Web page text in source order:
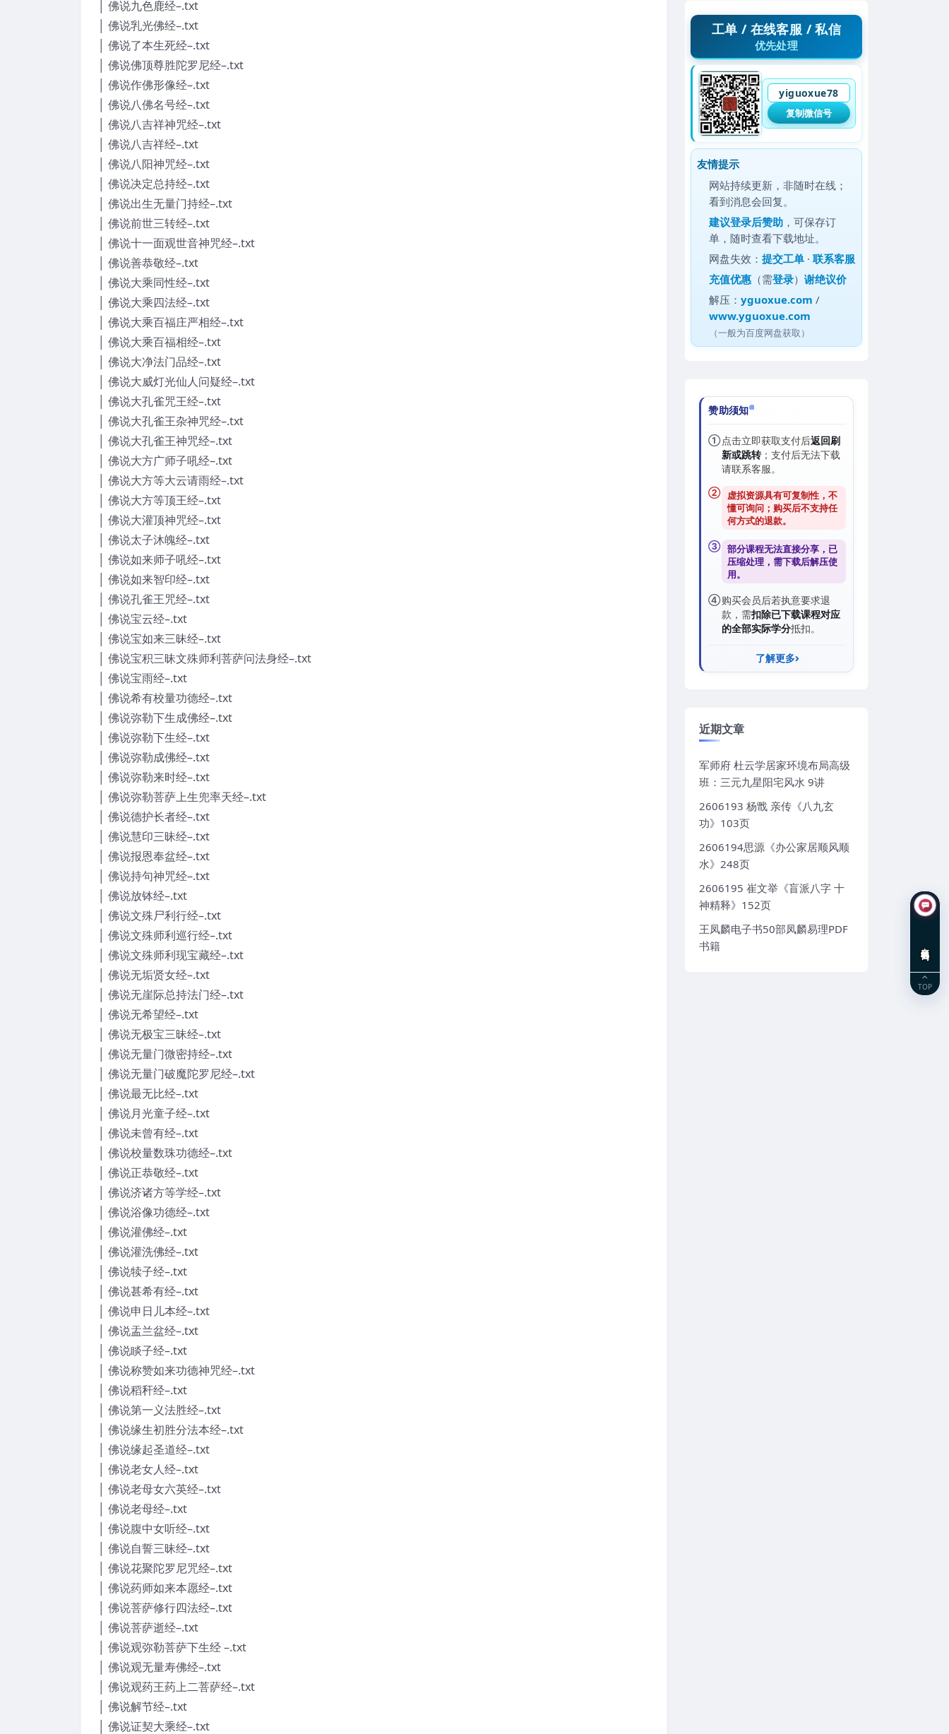
│ 佛说九色鹿经–.txt
│ 佛说乳光佛经–.txt
│ 佛说了本生死经–.txt
│ 佛说佛顶尊胜陀罗尼经–.txt
│ 佛说作佛形像经–.txt
│ 佛说八佛名号经–.txt
│ 佛说八吉祥神咒经–.txt
│ 佛说八吉祥经–.txt
│ 佛说八阳神咒经–.txt
│ 佛说决定总持经–.txt
│ 佛说出生无量门持经–.txt
│ 佛说前世三转经–.txt
│ 佛说十一面观世音神咒经–.txt
│ 佛说善恭敬经–.txt
│ 佛说大乘同性经–.txt
│ 佛说大乘四法经–.txt
│ 佛说大乘百福庄严相经–.txt
│ 佛说大乘百福相经–.txt
│ 佛说大净法门品经–.txt
│ 佛说大威灯光仙人问疑经–.txt
│ 佛说大孔雀咒王经–.txt
│ 佛说大孔雀王杂神咒经–.txt
│ 佛说大孔雀王神咒经–.txt
│ 佛说大方广师子吼经–.txt
│ 佛说大方等大云请雨经–.txt
│ 佛说大方等顶王经–.txt
│ 佛说大灌顶神咒经–.txt
│ 佛说太子沐魄经–.txt
│ 佛说如来师子吼经–.txt
│ 佛说如来智印经–.txt
│ 佛说孔雀王咒经–.txt
│ 佛说宝云经–.txt
│ 佛说宝如来三昧经–.txt
│ 佛说宝积三昧文殊师利菩萨问法身经–.txt
│ 佛说宝雨经–.txt
│ 佛说希有校量功德经–.txt
│ 佛说弥勒下生成佛经–.txt
│ 佛说弥勒下生经–.txt
│ 佛说弥勒成佛经–.txt
│ 佛说弥勒来时经–.txt
│ 佛说弥勒菩萨上生兜率天经–.txt
│ 佛说德护长者经–.txt
│ 佛说慧印三昧经–.txt
│ 佛说报恩奉盆经–.txt
│ 佛说持句神咒经–.txt
│ 佛说放钵经–.txt
│ 佛说文殊尸利行经–.txt
│ 佛说文殊师利巡行经–.txt
│ 佛说文殊师利现宝藏经–.txt
│ 佛说无垢贤女经–.txt
│ 佛说无崖际总持法门经–.txt
│ 佛说无希望经–.txt
│ 佛说无极宝三昧经–.txt
│ 佛说无量门微密持经–.txt
│ 佛说无量门破魔陀罗尼经–.txt
│ 佛说最无比经–.txt
│ 佛说月光童子经–.txt
│ 佛说未曾有经–.txt
│ 佛说校量数珠功德经–.txt
│ 佛说正恭敬经–.txt
│ 佛说济诸方等学经–.txt
│ 佛说浴像功德经–.txt
│ 佛说灌佛经–.txt
│ 佛说灌洗佛经–.txt
│ 佛说犊子经–.txt
│ 佛说甚希有经–.txt
│ 佛说申日儿本经–.txt
│ 佛说盂兰盆经–.txt
│ 佛说睒子经–.txt
│ 佛说称赞如来功德神咒经–.txt
│ 佛说稻秆经–.txt
│ 佛说第一义法胜经–.txt
│ 佛说缘生初胜分法本经–.txt
│ 佛说缘起圣道经–.txt
│ 佛说老女人经–.txt
│ 佛说老母女六英经–.txt
│ 佛说老母经–.txt
│ 佛说腹中女听经–.txt
│ 佛说自誓三昧经–.txt
│ 佛说花聚陀罗尼咒经–.txt
│ 佛说药师如来本愿经–.txt
│ 佛说菩萨修行四法经–.txt
│ 佛说菩萨逝经–.txt
│ 佛说观弥勒菩萨下生经 –.txt
│ 佛说观无量寿佛经–.txt
│ 佛说观药王药上二菩萨经–.txt
│ 佛说解节经–.txt
│ 佛说证契大乘经–.txt
工单 / 在线客服 / 私信
优先处理
yiguoxue78
复制微信号
友情提示
网站持续更新，非随时在线；
看到消息会回复。
建议登录后赞助 ，可保存订
单，随时查看下载地址。
网盘失效：提交工单 ·联系客服
充值优惠 （需登录）谢绝议价
解压：yguoxue.com /
www.yguoxue.com
（一般为百度网盘获取）
赞助须知
①点击立即获取支付后返回刷
新或跳转；支付后无法下载
请联系客服。
②
虚拟资源具有可复制性，不
懂可询问；购买后不支持任
何方式的退款。
③ 部分课程无法直接分享，已
压缩处理，需下载后解压使
用。
④购买会员后若执意要求退
款，需扣除已下载课程对应
的全部实际学分抵扣。
了解更多
近期文章
军师府 杜云学居家环境布局高级
班：三元九星阳宅风水 9讲
2606193 杨戬 亲传《八九玄
功》103页
2606194思源《办公家居顺风顺
水》248页
2606195 崔文举《盲派八字 十
神精释》152页
王凤麟电子书50部凤麟易理PDF
书籍
TOP